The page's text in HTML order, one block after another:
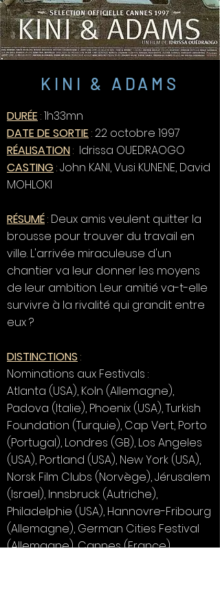
KINI & ADAMS
DURÉE :1h33mn
DATE DE SORTIE :22 octobre 1997
RÉALISATION: Idrissa OUEDRAOGO
CASTING :John KANI, Vusi KUNENE, David
MOHLOKI
RÉSUMÉ: Deux amis veulent quitter la
brousse pour trouver du travail en
ville. L'arrivée miraculeuse d'un
chantier va leur donner les moyens
de leur ambition. Leur amitié va-t-elle
survivre à la rivalité qui grandit entre
eux ?
DISTINCTIONS :
Nominations aux Festivals :
Atlanta (USA), Koln (Allemagne),
Padova (Italie), Phoenix (USA), Turkish
Foundation (Turquie), Cap Vert, Porto
(Portugal), Londres (GB), Los Angeles
(USA), Portland (USA), New York (USA),
Norsk Film Clubs (Norvège), Jérusalem
(Israel), Innsbruck (Autriche),
Philadelphie (USA), Hannovre-Fribourg
(Allemagne), German Cities Festival
(Allemagne), Cannes (France),